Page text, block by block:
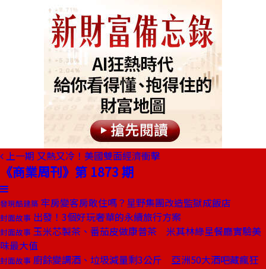
上一期 又熱又冷！美國雙面經濟衝擊
《商業周刊》第 1873 期
發現酷建築 牢房變客房敢住嗎？星野集團改造監獄成飯店
封面故事 出發！3個好玩奢華的永續旅行方案
封面故事 玉米芯製茶、番茄皮做康普茶 米其林綠星餐廳實驗美
味最大值
封面故事 廚餘變調酒、垃圾減量剩3公斤 亞洲50大酒吧藏瘋狂